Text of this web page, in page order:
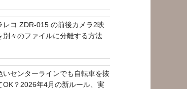
レコ ZDR-015 の前後カメラ2映
別々のファイルに分離する方法
いセンターラインでも自転車を抜
OK？2026年4月の新ルール、実